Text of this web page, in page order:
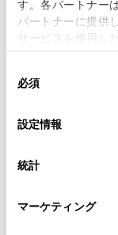
す。各パートナー
パートナーに提供
サービスを使用し
使用することがあ
デバイスにすべて
意したことにな
設定の変更、同
「Cookie（クッキ
必須
設定情報
統計
マーケティング
リコ